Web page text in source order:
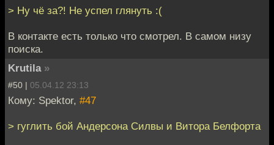
> Ну чё за?! Не успел глянуть :(
В контакте есть только что смотрел. В самом низу
поиска.
Krutila »
#50 | 05.04.12 23:13
Кому: Spektor, #47
> гуглить бой Андерсона Силвы и Витора Белфорта